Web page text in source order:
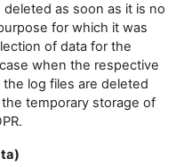
deleted as soon as it is no
for which it was
of data for the
when the respective
log files are deleted
temporary storage of